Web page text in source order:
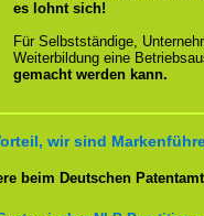
es lohnt sich!
Für Selbstständige,
Weiterbildung eine
gemacht werden kann.
wir sind
beim Deutschen